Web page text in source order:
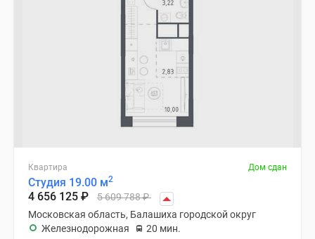
Квартира Дом сдан
Студия 19.00 м2
4 656 125 ₽ 5 609 788₽
Московская область, Балашиха городской округ
Железнодорожная
20 мин.